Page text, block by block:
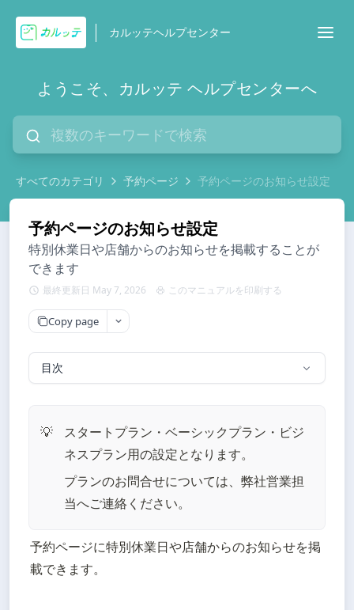
カルッテヘルプセンター
ようこそ、カルッテ ヘルプセンターへ
すべてのカテゴリ 予約ページ 予約ページのお知らせ設定
予約ページのお知らせ設定
特別休業日や店舗からのお知らせを掲載することが
できます
最終更新日 May 7, 2026 このマニュアルを印刷する
Copy page
目次
💡
スタートプラン・ベーシックプラン・ビジ
ネスプラン用の設定となります。
プランのお問合せについては、弊社営業担
当へご連絡ください。
予約ページに特別休業日や店舗からのお知らせを掲
載できます。